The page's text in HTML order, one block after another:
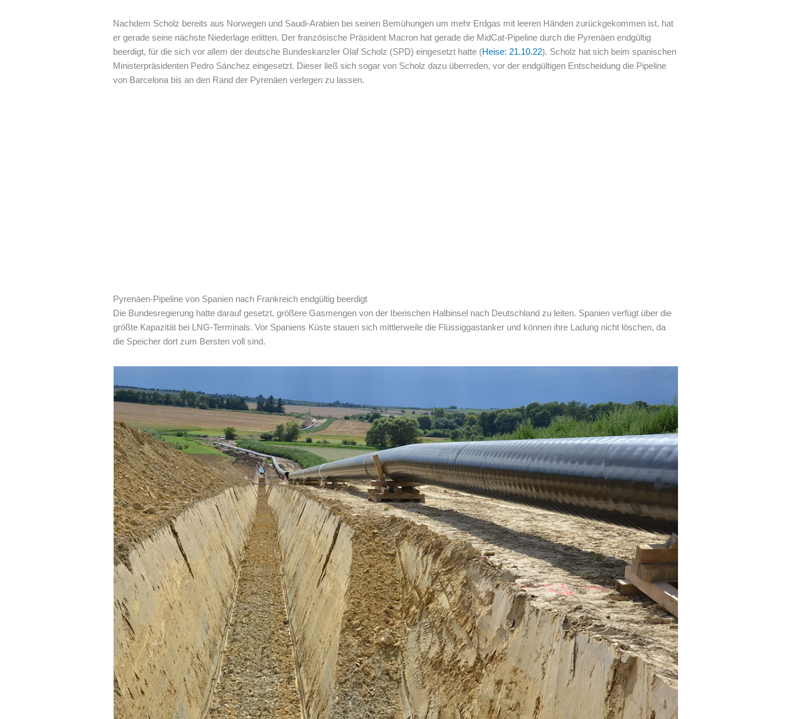
Nachdem Scholz bereits aus Norwegen und Saudi-Arabien bei seinen Bemühungen um mehr Erdgas mit leeren Händen zurückgekommen ist, hat
er gerade seine nächste Niederlage erlitten. Der französische Präsident Macron hat gerade die MidCat-Pipeline durch die Pyrenäen endgültig
beerdigt, für die sich vor allem der deutsche Bundeskanzler Olaf Scholz (SPD) eingesetzt hatte (Heise: 21.10.22). Scholz hat sich beim spanischen
Ministerpräsidenten Pedro Sánchez eingesetzt. Dieser ließ sich sogar von Scholz dazu überreden, vor der endgültigen Entscheidung die Pipeline
von Barcelona bis an den Rand der Pyrenäen verlegen zu lassen.
Pyrenäen-Pipeline von Spanien nach Frankreich endgültig beerdigt
Die Bundesregierung hatte darauf gesetzt, größere Gasmengen von der Iberischen Halbinsel nach Deutschland zu leiten. Spanien verfügt über die
größte Kapazität bei LNG-Terminals. Vor Spaniens Küste stauen sich mittlerweile die Flüssiggastanker und können ihre Ladung nicht löschen, da
die Speicher dort zum Bersten voll sind.